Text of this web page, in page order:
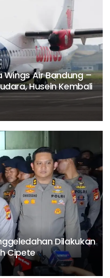
Wings Air Bandung –
Husein Kembali
Dilakukan
Cipete